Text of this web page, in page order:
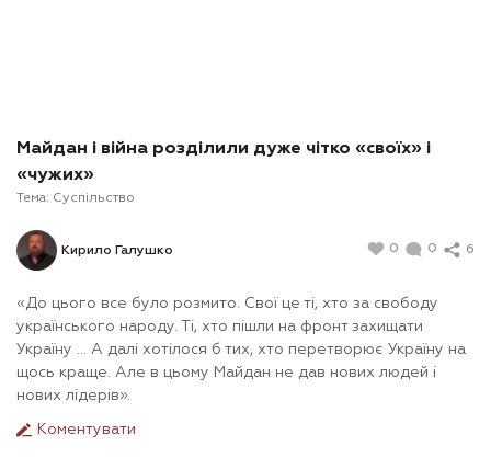
Майдан і війна розділили дуже чітко «своїх» і
«чужих»
Тема: Суспільство
Кирило Галушко 0 0 6
«До цього все було розмито. Свої це ті, хто за свободу
українського народу. Ті, хто пішли на фронт захищати
Україну ... А далі хотілося б тих, хто перетворює Україну на
щось краще. Але в цьому Майдан не дав нових людей і
нових лідерів».
Коментувати